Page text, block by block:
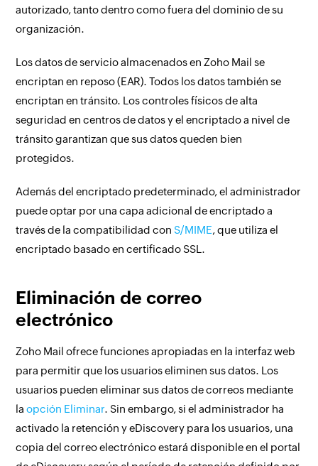
autorizado, tanto dentro como fuera del dominio de su
organización.
Los datos de servicio almacenados en Zoho Mail se
encriptan en reposo (EAR). Todos los datos también se
encriptan en tránsito. Los controles físicos de alta
seguridad en centros de datos y el encriptado a nivel de
tránsito garantizan que sus datos queden bien
protegidos.
Además del encriptado predeterminado, el administrador
puede optar por una capa adicional de encriptado a
través de la compatibilidad conS/MIME, que utiliza el
encriptado basado en certificado SSL.
Eliminación de correo
electrónico
Zoho Mail ofrece funciones apropiadas en la interfaz web
para permitir que los usuarios eliminen sus datos. Los
usuarios pueden eliminar sus datos de correos mediante
laopción Eliminar. Sin embargo, si el administrador ha
activado la retención y eDiscovery para los usuarios, una
copia del correo electrónico estará disponible en el portal